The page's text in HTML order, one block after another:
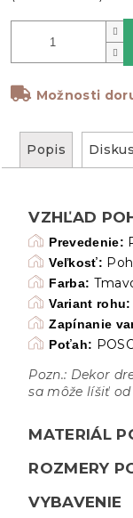
Možnosti
Popis
VZHĽAD
Prevedenie:
Veľkosť:
Farba:
Variant rohu:
Zapínanie
Poťah:
Pozn.: Dekor
sa môže líšiť
MATERIÁL
ROZMERY
VYBAVENIE